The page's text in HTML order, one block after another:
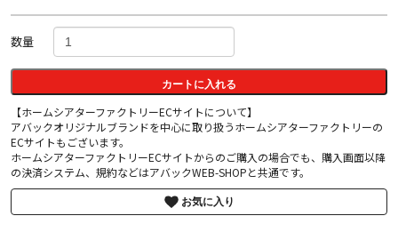
数量
カートに入れる
【ホームシアターファクトリーECサイトについて】
アバックオリジナルブランドを中心に取り扱うホームシアターファクトリーの
ECサイトもございます。
ホームシアターファクトリーECサイトからのご購入の場合でも、購入画面以降
の決済システム、規約などはアバックWEB-SHOPと共通です。
お気に入り